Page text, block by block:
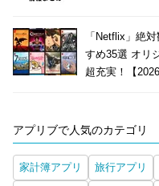
「Netflix」絶
すめ35選 オリ
超充実！【2026
アプリブで人気のカテゴリ
家計簿アプリ 旅行アプリ